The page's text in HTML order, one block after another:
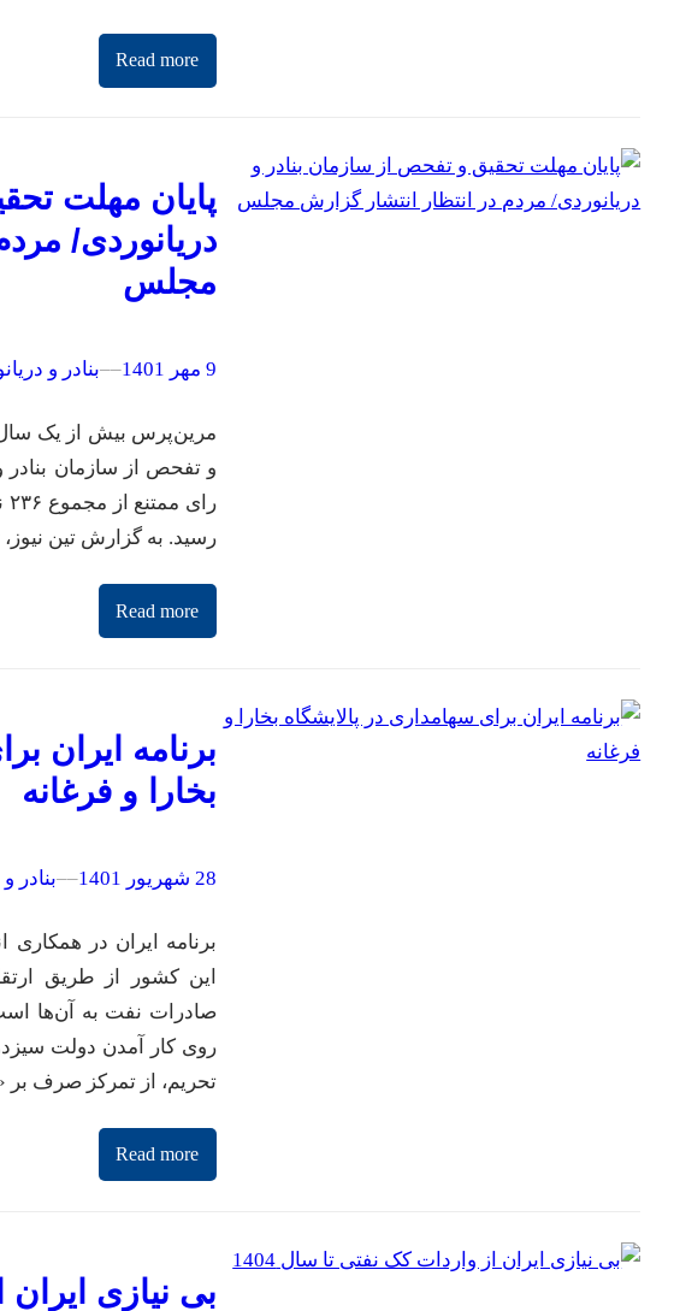
Read more
پایان مهلت
دریانوردی/
مجلس
9 مهر 1401 –
–بنادر و
رسید. به گزارش تین
Read more
برنامه ایران
بخارا و فرغانه
28 شهریور 1401 –
–بنادر
برنامه ایران در همکاری
این کشور از طریق
صادرات نفت به آن‌ها
روی کار آمدن دولت
تحریم، از تمرکز صرف بر
Read more
بی نیازی